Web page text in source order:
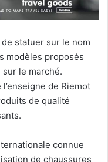
statuer sur le nom
modèles proposés
le marché.
de Riemot
de qualité
connue
de chaussures